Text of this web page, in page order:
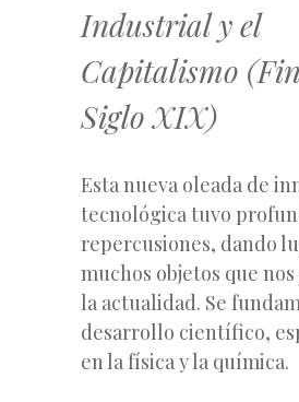
Industrial y el
Capitalismo
Siglo XIX)
Esta nueva oleada de
tecnológica tuvo
repercusiones, dando
muchos objetos que
la actualidad. Se
desarrollo científico,
en la física y la química.